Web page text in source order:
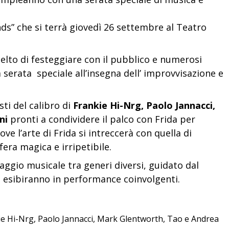
che si terrà giovedì 26 settembre al Teatro
di festeggiare con il pubblico e numerosi
speciale all’insegna dell’ improvvisazione e
del calibro di Frankie Hi-Nrg, Paolo Jannacci,
pronti a condividere il palco con Frida per
l’arte di Frida si intreccerà con quella di
magica e irripetibile.
musicale tra generi diversi, guidato dal
in performance coinvolgenti.
Hi-Nrg, Paolo Jannacci, Mark Glentworth, Tao e Andrea